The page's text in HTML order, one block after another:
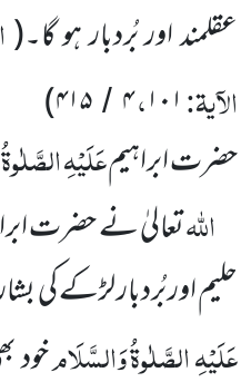
عقلمند اور بُردبار ہو گا۔(
الآیۃ:۱۰۱،۴ / ۴۱۵)
حضرت ابراہیمعَلَیْہِ
اللہتعالیٰ نے حضرت
حلیم اور بُردبار لڑکے
عَلَیْہِالصَّلٰوۃُوَالسَّلَامخود